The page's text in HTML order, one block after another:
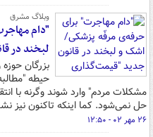
وبلاگ مشرق
"دام
لبخند در
بزرگان
حیطه
مشکلات مردم" وارد شوند وگرنه با
حل نمی‌شود. کما اینکه تاکنون نیز
۲۶ مهر ۰۲ - ۱۲:۵۰